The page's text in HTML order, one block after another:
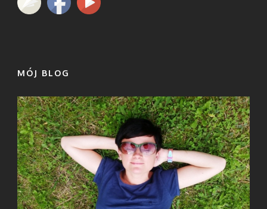
MÓJ BLOG